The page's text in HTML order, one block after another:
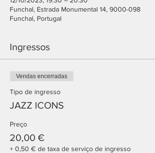
Funchal, Estrada Monumental 14, 9000-098
Funchal, Portugal
Ingressos
Vendas encerradas
Tipo de ingresso
JAZZ ICONS
Preço
20,00 €
+ 0,50 € de taxa de serviço de ingresso